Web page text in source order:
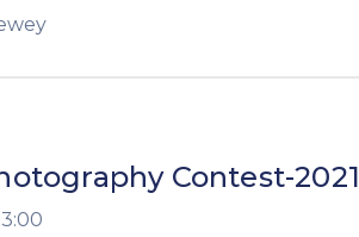
Contest-2021